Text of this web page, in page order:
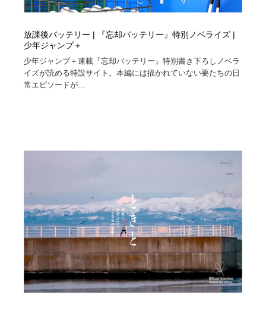
放課後バッテリー | 『忘却バッテリー』特別ノベライズ |
少年ジャンプ＋
少年ジャンプ＋連載『忘却バッテリー』特別書き下ろしノベラ
イズが読める特設サイト。本編には描かれていない要たちの日
常エピソードが...